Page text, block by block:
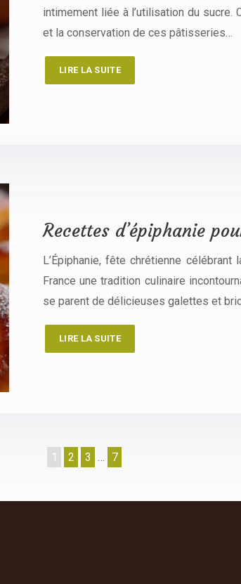
intimement liée à l’utilisation du sucre.
et la conservation de ces pâtisseries…
LIRE LA SUITE
Recettes d’épiphanie
L’Épiphanie, fête chrétienne
France une tradition culinaire
se parent de délicieuses galettes et
LIRE LA SUITE
1 2 3 … 7